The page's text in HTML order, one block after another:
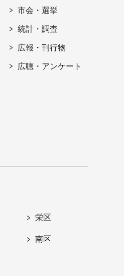
市会・選挙
統計・調査
広報・刊行物
広聴・アンケート
栄区
南区